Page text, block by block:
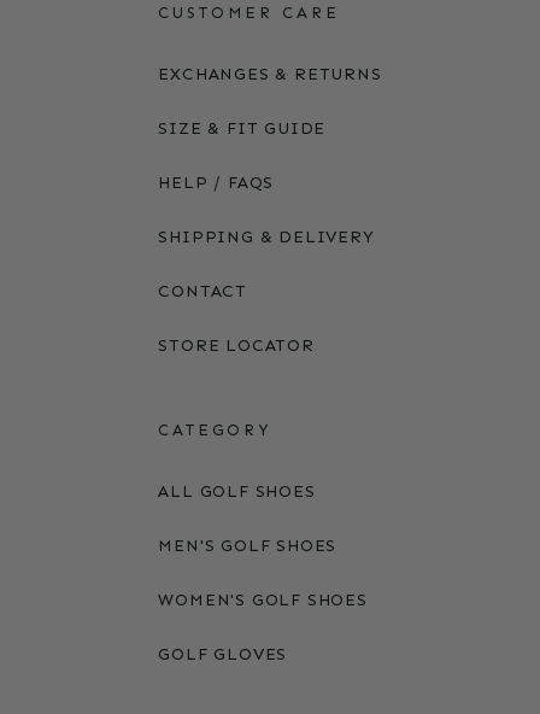
CUSTOMER CARE
EXCHANGES & RETURNS
SIZE & FIT GUIDE
HELP / FAQS
SHIPPING & DELIVERY
CONTACT
STORE LOCATOR
CATEGORY
ALL GOLF SHOES
MEN'S GOLF SHOES
WOMEN'S GOLF SHOES
GOLF GLOVES